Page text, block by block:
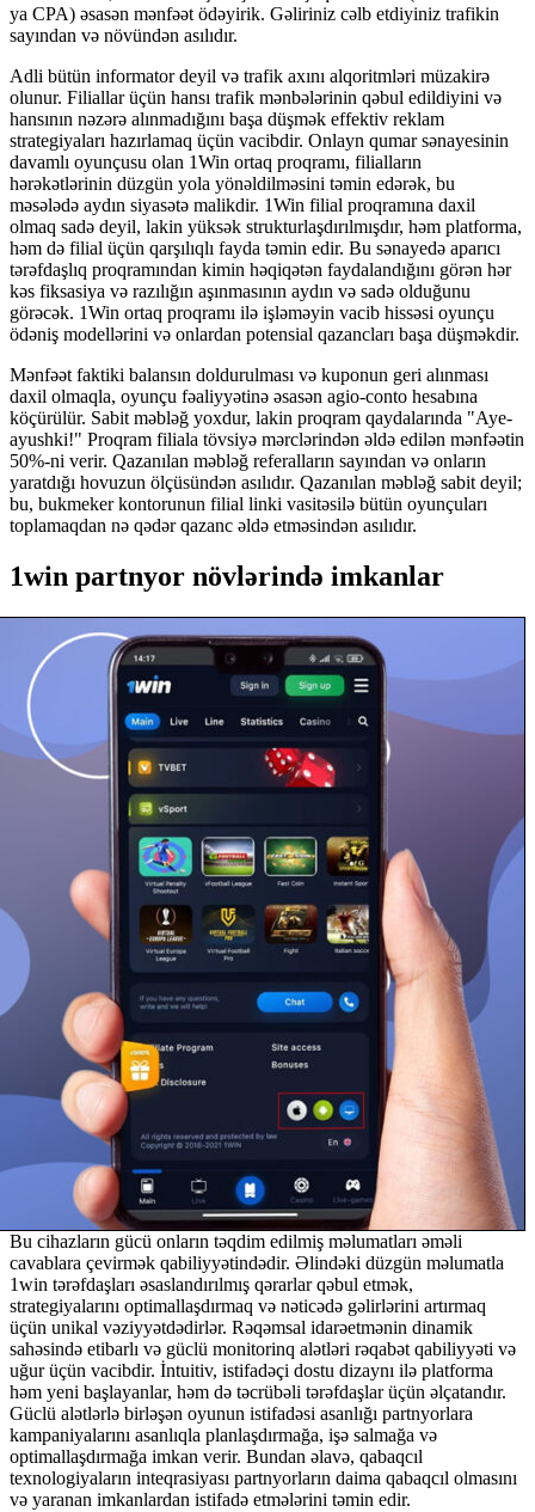
ya CPA) əsasən mənfəət ödəyirik. Gəliriniz cəlb etdiyiniz trafikin
sayından və növündən asılıdır.
Adli bütün informator deyil və trafik axını alqoritmləri müzakirə
olunur. Filiallar üçün hansı trafik mənbələrinin qəbul edildiyini və
hansının nəzərə alınmadığını başa düşmək effektiv reklam
strategiyaları hazırlamaq üçün vacibdir. Onlayn qumar sənayesinin
davamlı oyunçusu olan 1Win ortaq proqramı, filialların
hərəkətlərinin düzgün yola yönəldilməsini təmin edərək, bu
məsələdə aydın siyasətə malikdir. 1Win filial proqramına daxil
olmaq sadə deyil, lakin yüksək strukturlaşdırılmışdır, həm platforma,
həm də filial üçün qarşılıqlı fayda təmin edir. Bu sənayedə aparıcı
tərəfdaşlıq proqramından kimin həqiqətən faydalandığını görən hər
kəs fiksasiya və razılığın aşınmasının aydın və sadə olduğunu
görəcək. 1Win ortaq proqramı ilə işləməyin vacib hissəsi oyunçu
ödəniş modellərini və onlardan potensial qazancları başa düşməkdir.
Mənfəət faktiki balansın doldurulması və kuponun geri alınması
daxil olmaqla, oyunçu fəaliyyətinə əsasən agio-conto hesabına
köçürülür. Sabit məbləğ yoxdur, lakin proqram qaydalarında "Aye-
ayushki!" Proqram filiala tövsiyə mərclərindən əldə edilən mənfəətin
50%-ni verir. Qazanılan məbləğ referalların sayından və onların
yaratdığı hovuzun ölçüsündən asılıdır. Qazanılan məbləğ sabit deyil;
bu, bukmeker kontorunun filial linki vasitəsilə bütün oyunçuları
toplamaqdan nə qədər qazanc əldə etməsindən asılıdır.
1win partnyor növlərində imkanlar
Bu cihazların gücü onların təqdim edilmiş məlumatları əməli
cavablara çevirmək qabiliyyətindədir. Əlindəki düzgün məlumatla
1win tərəfdaşları əsaslandırılmış qərarlar qəbul etmək,
strategiyalarını optimallaşdırmaq və nəticədə gəlirlərini artırmaq
üçün unikal vəziyyətdədirlər. Rəqəmsal idarəetmənin dinamik
sahəsində etibarlı və güclü monitorinq alətləri rəqabət qabiliyyəti və
uğur üçün vacibdir. İntuitiv, istifadəçi dostu dizaynı ilə platforma
həm yeni başlayanlar, həm də təcrübəli tərəfdaşlar üçün əlçatandır.
Güclü alətlərlə birləşən oyunun istifadəsi asanlığı partnyorlara
kampaniyalarını asanlıqla planlaşdırmağa, işə salmağa və
optimallaşdırmağa imkan verir. Bundan əlavə, qabaqcıl
texnologiyaların inteqrasiyası partnyorların daima qabaqcıl olmasını
və yaranan imkanlardan istifadə etmələrini təmin edir.